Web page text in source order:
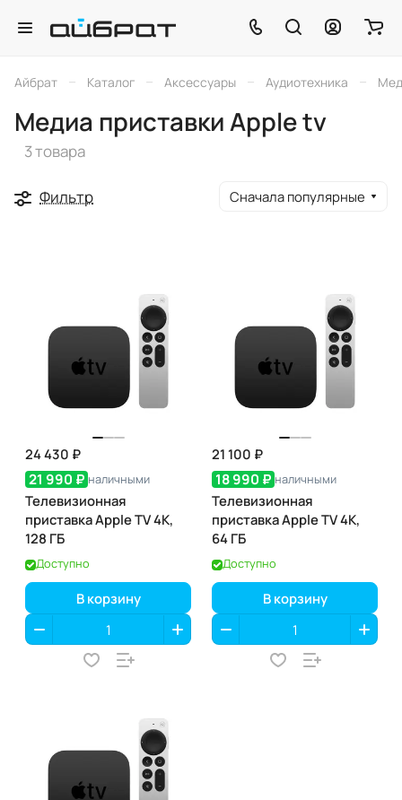
Айбрат – Каталог – Аксессуары – Аудиотехника –
Медиа приставки Apple tv
3 товара
Фильтр Сначала популярные
24 430 ₽
21 990 ₽ наличными
Телевизионная
приставка Apple TV 4K,
128 ГБ
Доступно
В корзину
21 100 ₽
18 990 ₽ наличными
Телевизионная
приставка Apple TV 4K,
64 ГБ
Доступно
В корзину